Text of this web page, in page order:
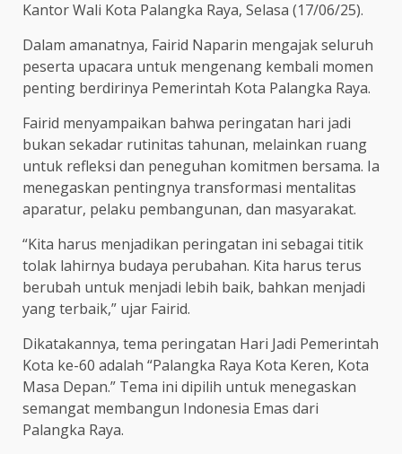
Kantor Wali Kota Palangka Raya, Selasa (17/06/25).
Dalam amanatnya, Fairid Naparin mengajak seluruh
peserta upacara untuk mengenang kembali momen
penting berdirinya Pemerintah Kota Palangka Raya.
Fairid menyampaikan bahwa peringatan hari jadi
bukan sekadar rutinitas tahunan, melainkan ruang
untuk refleksi dan peneguhan komitmen bersama. Ia
menegaskan pentingnya transformasi mentalitas
aparatur, pelaku pembangunan, dan masyarakat.
“Kita harus menjadikan peringatan ini sebagai titik
tolak lahirnya budaya perubahan. Kita harus terus
berubah untuk menjadi lebih baik, bahkan menjadi
yang terbaik,” ujar Fairid.
Dikatakannya, tema peringatan Hari Jadi Pemerintah
Kota ke-60 adalah “Palangka Raya Kota Keren, Kota
Masa Depan.” Tema ini dipilih untuk menegaskan
semangat membangun Indonesia Emas dari
Palangka Raya.